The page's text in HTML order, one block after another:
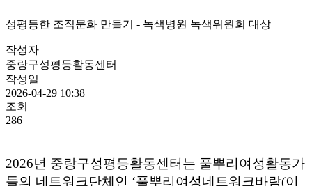
성평등한 조직문화 만들기 - 녹색병원 녹색위원회 대상
작성자
중랑구성평등활동센터
작성일
2026-04-29 10:38
조회
286
2026년 중랑구성평등활동센터는 풀뿌리여성활동가
들의 네트워크단체인 ‘풀뿌리여성네트워크바람(이